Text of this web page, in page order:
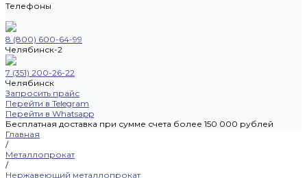
Телефоны
8 (800) 600-64-99
Челябинск-2
7 (351) 200-26-22
Челябинск
Запросить прайс
Перейти в Telegram
Перейти в Whatsapp
Бесплатная доставка при сумме счета более 150 000 рублей
Главная
/
Металлопрокат
/
Нержавеющий металлопрокат